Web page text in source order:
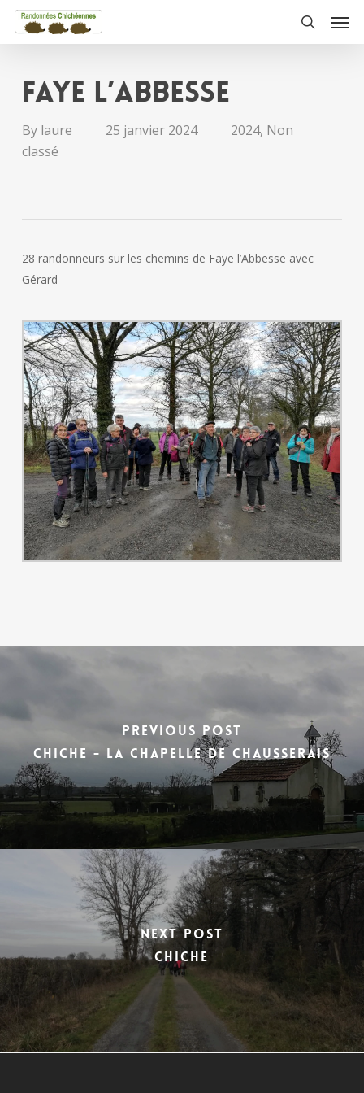
Skip
FAYE L’ABBESSE
By laure 25 janvier 2024 2024, Non
classé
28 randonneurs sur les chemins de Faye l’Abbesse avec
Gérard
Previous Post
CHICHE - LA CHAPELLE DE CHAUSSERAIS
Next Post
CHICHE